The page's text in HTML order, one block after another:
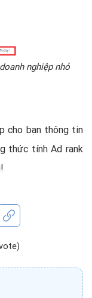
nghiệp nhỏ
cho bạn thông tin
thức tính Ad rank